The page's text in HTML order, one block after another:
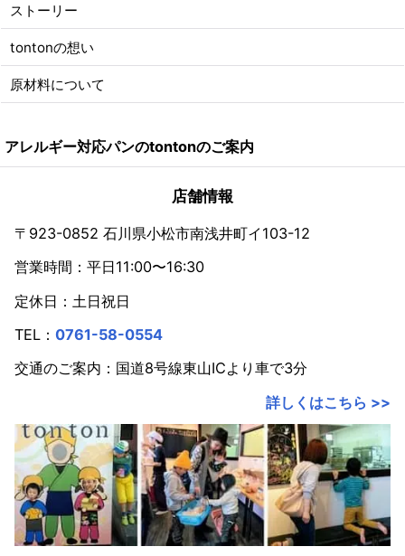
ストーリー
tontonの想い
原材料について
アレルギー対応パンのtontonのご案内
店舗情報
〒923-0852 石川県小松市南浅井町イ103-12
営業時間：平日11:00〜16:30
定休日：土日祝日
TEL： 0761-58-0554
交通のご案内：国道8号線東山ICより車で3分
詳しくはこちら >>